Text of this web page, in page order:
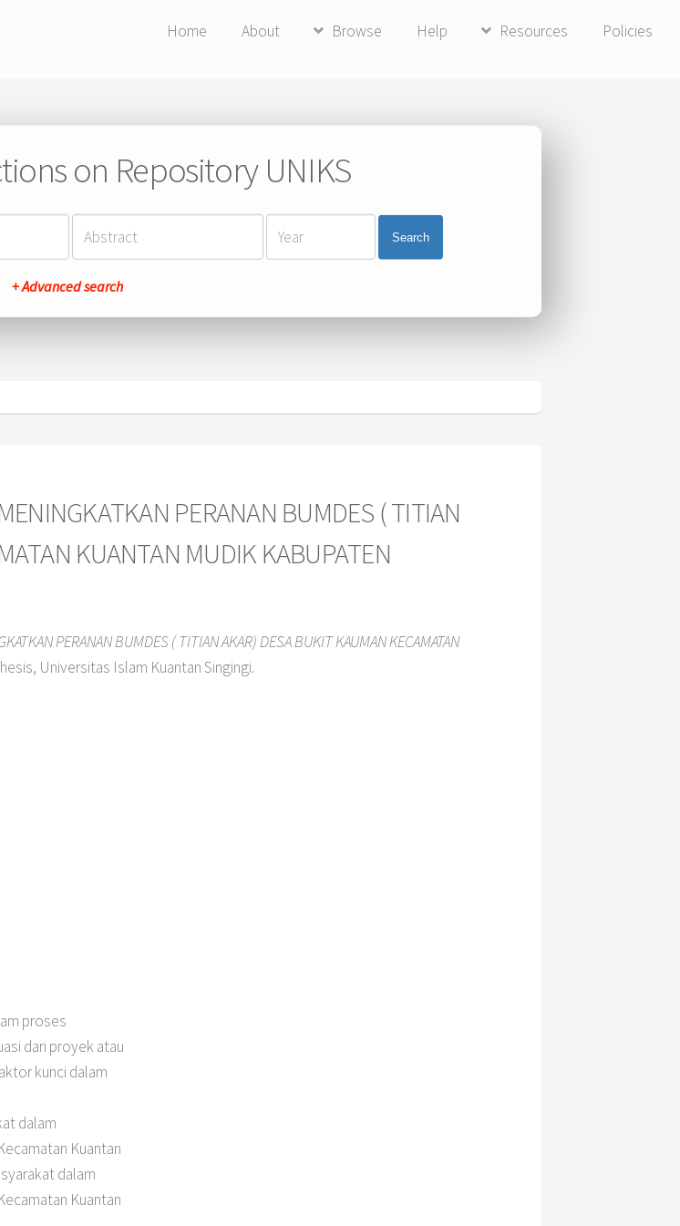
Home About Browse Help Resources Policies
on Repository UNIKS
Search
+ Advanced search
PERANAN BUMDES ( TITIAN
KUANTAN MUDIK KABUPATEN
PERANAN BUMDES ( TITIAN AKAR) DESA BUKIT KAUMAN KECAMATAN
Universitas Islam Kuantan Singingi.
proses
dari proyek atau
kunci dalam
dalam
Kuantan
dalam
Kuantan